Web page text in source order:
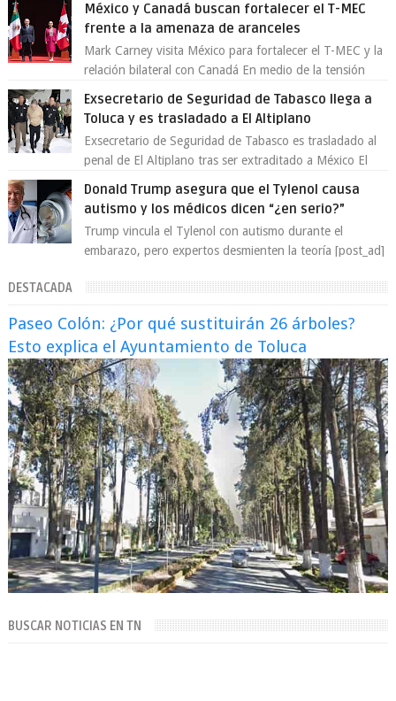
México y Canadá buscan fortalecer el T-MEC
frente a la amenaza de aranceles
Mark Carney visita México para fortalecer el T-MEC y la
relación bilateral con Canadá En medio de la tensión
Exsecretario de Seguridad de Tabasco llega a
Toluca y es trasladado a El Altiplano
Exsecretario de Seguridad de Tabasco es trasladado al
penal de El Altiplano tras ser extraditado a México El
Donald Trump asegura que el Tylenol causa
autismo y los médicos dicen “¿en serio?”
Trump vincula el Tylenol con autismo durante el
embarazo, pero expertos desmienten la teoría [post_ad]
DESTACADA
Paseo Colón: ¿Por qué sustituirán 26 árboles?
Esto explica el Ayuntamiento de Toluca
BUSCAR NOTICIAS EN TN